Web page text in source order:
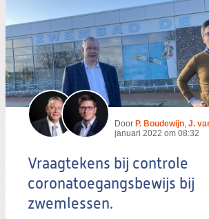
Zoeken:
Door P. Boudewijn, J.
januari 2022 om 08:32
Vraagtekens bij controle
coronatoegangsbewijs bij
zwemlessen.